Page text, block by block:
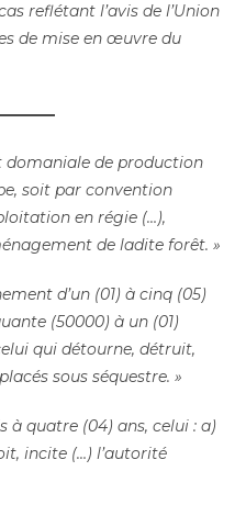
reflétant l’avis de l’Union
de mise en œuvre du
domaniale de production
soit par convention
en régie (…),
de ladite forêt. »
d’un (01) à cinq (05)
(50000) à un (01)
qui détourne, détruit,
sous séquestre. »
à quatre (04) ans, celui : a)
incite (…) l’autorité